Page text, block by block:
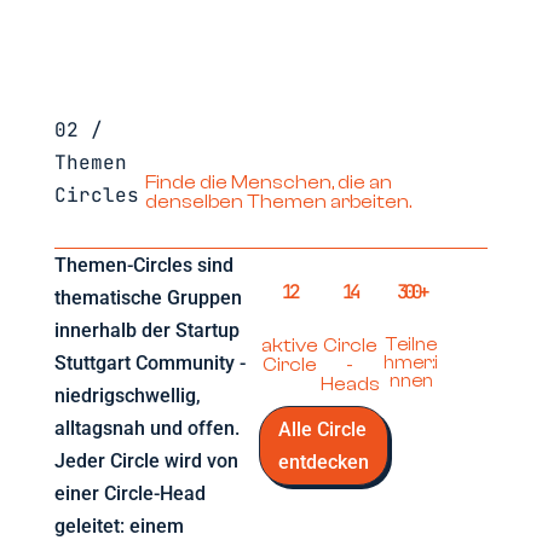
02 /
Themen
Circles Finde die Menschen, die an
denselben Themen arbeiten.
Themen-Circles sind
thematische Gruppen
innerhalb der Startup
Stuttgart Community -
niedrigschwellig,
alltagsnah und offen.
Jeder Circle wird von
einer Circle-Head
geleitet: einem
12
aktive
Circle
14
Circle
-
Heads
300+
Teilne
hmer:i
nnen
Alle Circle
entdecken